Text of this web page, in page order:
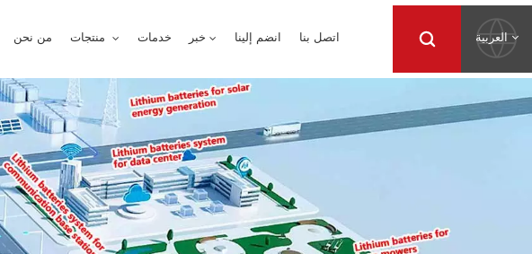
من نحن خدمات خبر انضم إلينا اتصل بنا العربية